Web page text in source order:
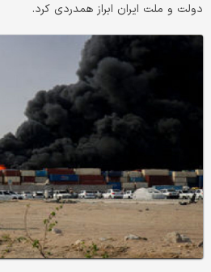
دولت و ملت ایران ابراز همدردی کرد.